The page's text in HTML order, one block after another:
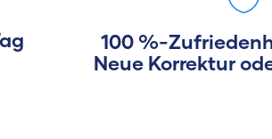
100 %-
Neue Korrektur